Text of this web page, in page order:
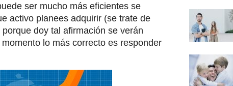
ser mucho más eficientes se
activo planees adquirir (se trate de
doy tal afirmación se verán
lo más correcto es responder